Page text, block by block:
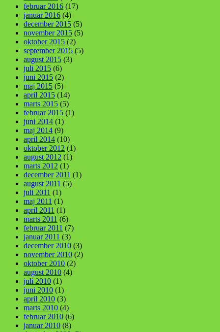
februar 2016 (17)
januar 2016 (4)
december 2015 (5)
november 2015 (5)
oktober 2015 (2)
september 2015 (5)
august 2015 (3)
juli 2015 (6)
juni 2015 (2)
maj 2015 (5)
april 2015 (14)
marts 2015 (5)
februar 2015 (1)
juni 2014 (1)
maj 2014 (9)
april 2014 (10)
oktober 2012 (1)
august 2012 (1)
marts 2012 (1)
december 2011 (1)
august 2011 (5)
juli 2011 (1)
maj 2011 (1)
april 2011 (1)
marts 2011 (6)
februar 2011 (7)
januar 2011 (3)
december 2010 (3)
november 2010 (2)
oktober 2010 (2)
august 2010 (4)
juli 2010 (1)
juni 2010 (1)
april 2010 (3)
marts 2010 (4)
februar 2010 (6)
januar 2010 (8)